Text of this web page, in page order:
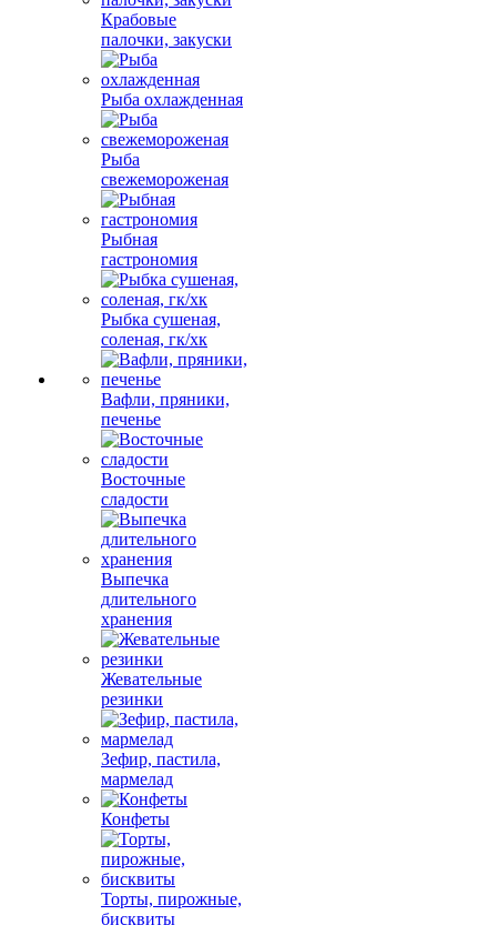
Крабовые
палочки, закуски
Рыба охлажденная
Рыба
свежемороженая
Рыбная
гастрономия
Рыбка сушеная,
соленая, гк/хк
Вафли, пряники,
печенье
Восточные
сладости
Выпечка
длительного
хранения
Жевательные
резинки
Зефир, пастила,
мармелад
Конфеты
Торты, пирожные,
бисквиты